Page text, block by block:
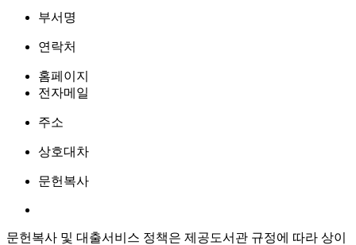
부서명
연락처
홈페이지
전자메일
주소
상호대차
문헌복사
문헌복사 및 대출서비스 정책은 제공도서관 규정에 따라 상이